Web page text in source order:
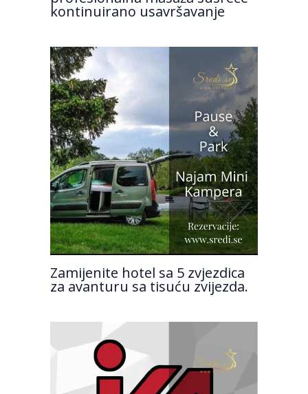
kontinuirano usavršavanje
Zamijenite hotel sa 5 zvjezdica
za avanturu sa tisuću zvijezda.